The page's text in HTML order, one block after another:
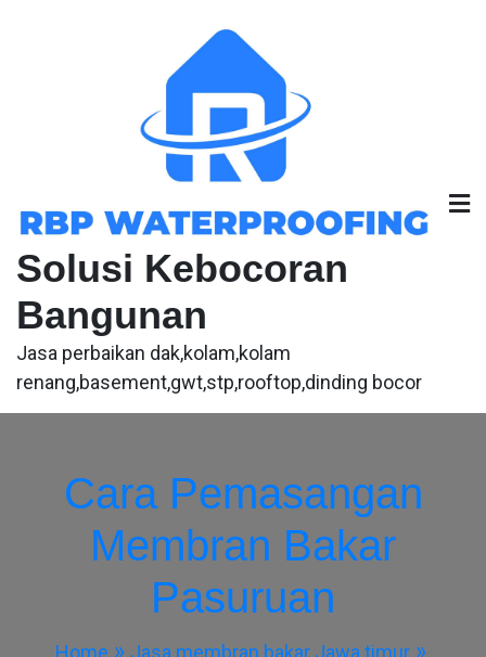
Solusi Kebocoran
Bangunan
Jasa perbaikan dak,kolam,kolam
renang,basement,gwt,stp,rooftop,dinding bocor
Cara Pemasangan
Membran Bakar
Pasuruan
Home
Jasa membran bakar Jawa timur